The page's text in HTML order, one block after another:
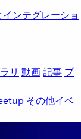
ンテグレーショ
リ 動画記事 プ
その他イベ